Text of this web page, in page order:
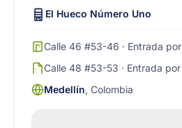
El Hueco Número Uno
Calle 46 #53-46 · Entrada por
Calle 48 #53-53 · Entrada por
Medellín, Colombia